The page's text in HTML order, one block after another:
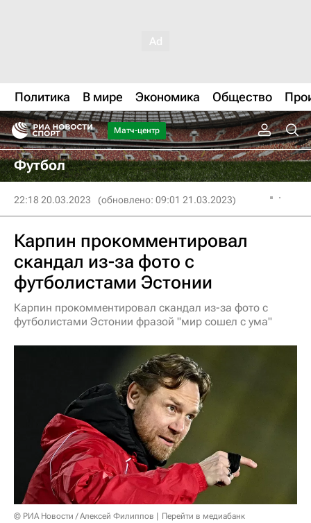
Политика В мире Экономика Общество
Матч-центр
Футбол
22:18 20.03.2023 (обновлено: 09:01 21.03.2023)
Карпин прокомментировал
скандал из-за фото с
футболистами Эстонии
Карпин прокомментировал скандал из-за фото с
футболистами Эстонии фразой "мир сошел с ума"
© РИА Новости / Алексей Филиппов Перейти в медиабанк